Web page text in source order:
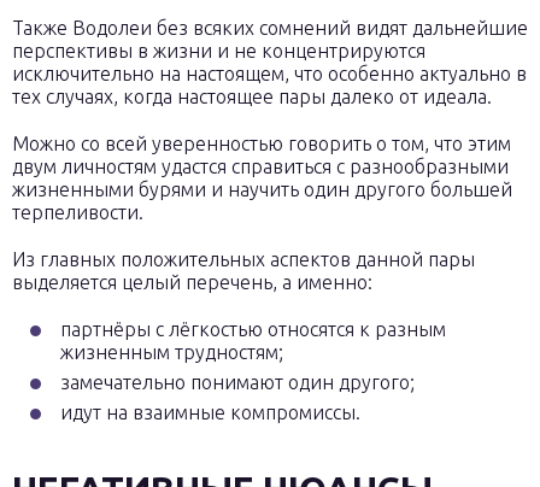
Также Водолеи без всяких сомнений видят дальнейшие
перспективы в жизни и не концентрируются
исключительно на настоящем, что особенно актуально в
тех случаях, когда настоящее пары далеко от идеала.
Можно со всей уверенностью говорить о том, что этим
двум личностям удастся справиться с разнообразными
жизненными бурями и научить один другого большей
терпеливости.
Из главных положительных аспектов данной пары
выделяется целый перечень, а именно:
партнёры с лёгкостью относятся к разным
жизненным трудностям;
замечательно понимают один другого;
идут на взаимные компромиссы.